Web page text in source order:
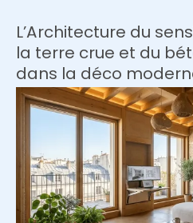
privilégier
pour
améliorer
la
qualité
l’air
intérieur
L’Architecture du
la terre crue et du
dans la déco